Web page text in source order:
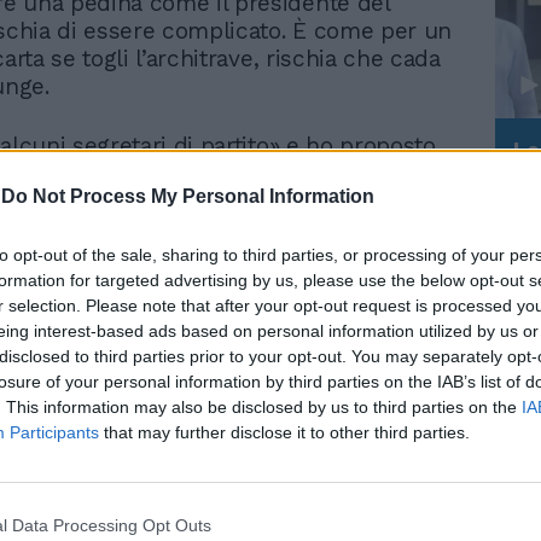
Do Not Process My Personal Information
opt-out of the sale, sharing to third parties, or processing of your
for targeted advertising by us, please use the below opt-out
selection. Please note that after your opt-out request is processed
interest-based ads based on personal information utilized by us
to third parties prior to your opt-out. You may separately
of your personal information by third parties on the IAB’s list of
This information may also be disclosed by us to third parties on the
Participants that may further disclose it to other third parties.
Data Processing Opt Outs
di essere complicato. È come per un
se togli l’architrave, rischia che cada
segretari di partito» e ho proposto
tutti insieme, senza litigare e senza
siamo maggioranza, abbiamo numeri
faremo delle proposte utili al paese
nessuno, come fanno a sinistra
tutti, ma non Berlusconi, tizio o
di altri che spostano Draghi, Mattarella
queste persone e non mi permetto di dire
Rudy Giuliani a Come States?
americana